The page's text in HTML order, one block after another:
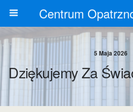
Centrum
5 Maja 2026
Dziękujemy Za